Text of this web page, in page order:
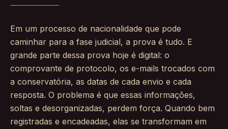
Em um processo de nacionalidade que pode
caminhar para a fase judicial, a prova é tudo. E
grande parte dessa prova hoje é digital: o
comprovante de protocolo, os e-mails trocados com
a conservatória, as datas de cada envio e cada
resposta. O problema é que essas informações,
soltas e desorganizadas, perdem força. Quando bem
registradas e encadeadas, elas se transformam em